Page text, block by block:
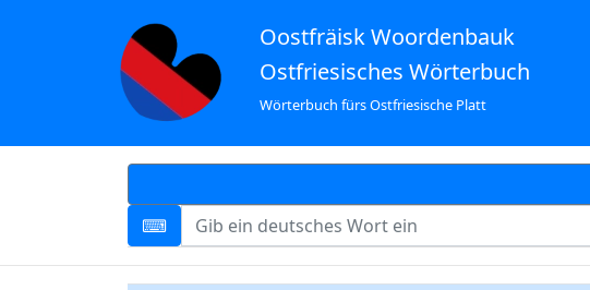
Oostfräisk Woordenbauk
Ostfriesisches Wörterbuch
Wörterbuch fürs Ostfriesische Platt